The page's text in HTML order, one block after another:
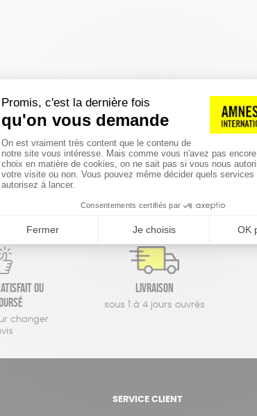
ou
changer
Livraison
sous 1 à 4 jours ouvrés
SERVICE CLIENT